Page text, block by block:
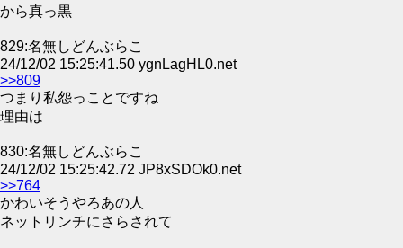
から真っ黒
829:名無しどんぶらこ
24/12/02 15:25:41.50 ygnLagHL0.net
>>809
つまり私怨っことですね
理由は
830:名無しどんぶらこ
24/12/02 15:25:42.72 JP8xSDOk0.net
>>764
かわいそうやろあの人
ネットリンチにさらされて